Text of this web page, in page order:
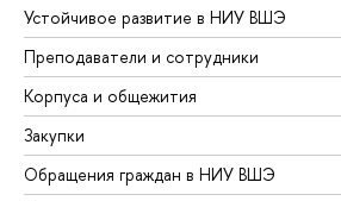
Устойчивое развитие в НИУ ВШЭ
Преподаватели и сотрудники
Корпуса и общежития
Закупки
Обращения граждан в НИУ ВШЭ